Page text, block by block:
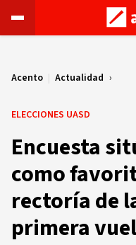
Acento | Actualidad
ELECCIONES UASD
Encuesta
como
rectoría de
primera